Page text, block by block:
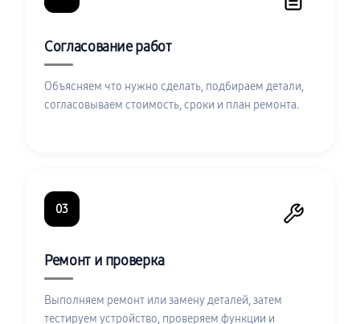
Согласование работ
Объясняем что нужно сделать, подбираем детали,
согласовываем стоимость, сроки и план ремонта.
03
Ремонт и проверка
Выполняем ремонт или замену деталей, затем
тестируем устройство, проверяем функции и